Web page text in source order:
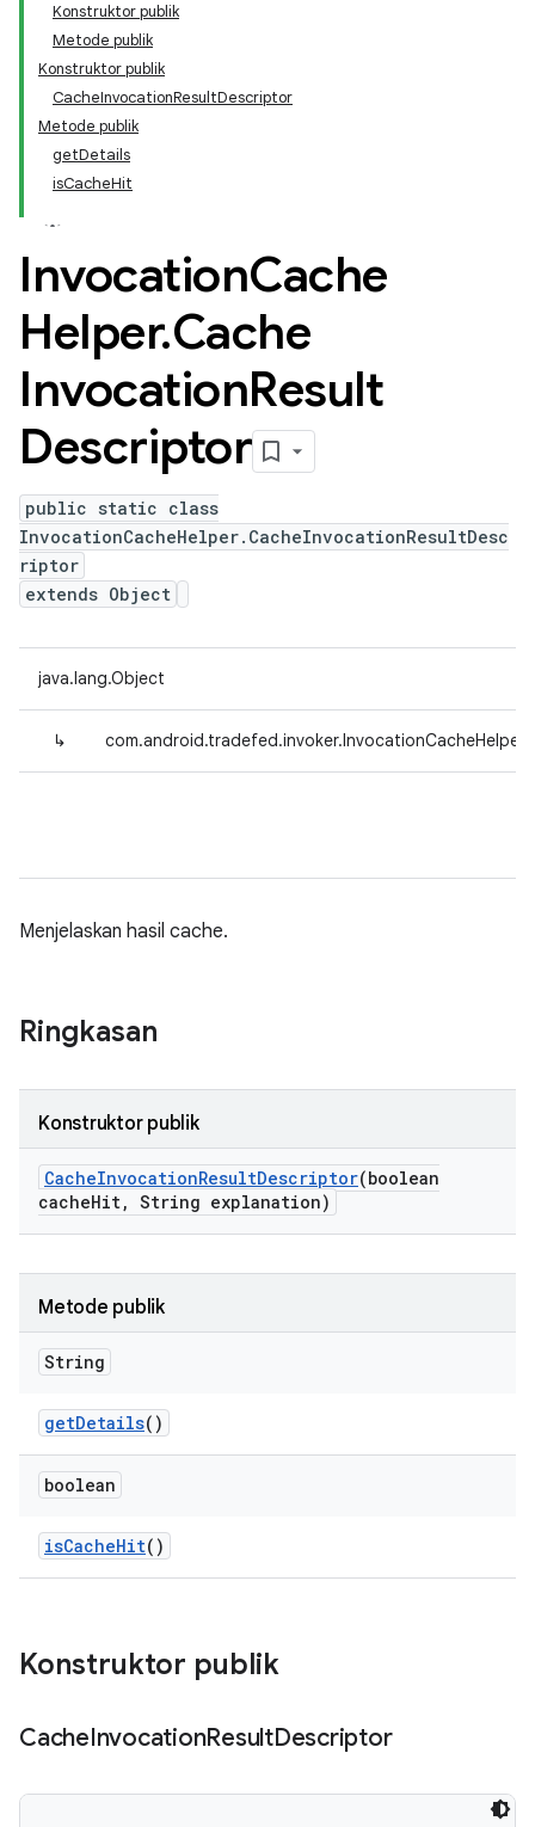
Konstruktor publik
Metode publik
Konstruktor publik
CacheInvocationResultDescriptor
Metode publik
getDetails
isCacheHit
InvocationCache
Helper.Cache
InvocationResult
Descriptor
public static class
InvocationCacheHelper.CacheInvocationResultDesc
riptor
extends Object
java.lang.Object
↳
Menjelaskan hasil cache.
Ringkasan
Konstruktor publik
CacheInvocationResultDescriptor(boolean
cacheHit, String explanation)
Metode publik
String
getDetails()
boolean
isCacheHit()
Konstruktor publik
CacheInvocationResultDescriptor